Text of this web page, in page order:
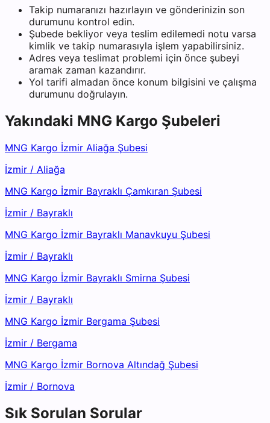
Takip numaranızı hazırlayın ve gönderinizin son
durumunu kontrol edin.
Şubede bekliyor veya teslim edilemedi notu varsa
kimlik ve takip numarasıyla işlem yapabilirsiniz.
Adres veya teslimat problemi için önce şubeyi
aramak zaman kazandırır.
Yol tarifi almadan önce konum bilgisini ve çalışma
durumunu doğrulayın.
Yakındaki MNG Kargo Şubeleri
MNG Kargo İzmir Aliağa Şubesi
İzmir / Aliağa
MNG Kargo İzmir Bayraklı Çamkıran Şubesi
İzmir / Bayraklı
MNG Kargo İzmir Bayraklı Manavkuyu Şubesi
İzmir / Bayraklı
MNG Kargo İzmir Bayraklı Smirna Şubesi
İzmir / Bayraklı
MNG Kargo İzmir Bergama Şubesi
İzmir / Bergama
MNG Kargo İzmir Bornova Altındağ Şubesi
İzmir / Bornova
Sık Sorulan Sorular